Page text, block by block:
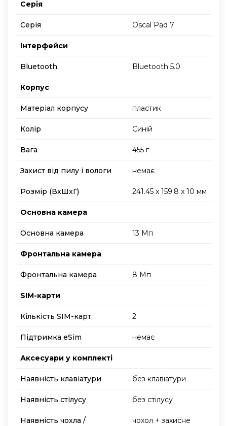
Серія
Серія Oscal Pad 7
Інтерфейси
Bluetooth Bluetooth 5.0
Корпус
Матеріал корпусу пластик
Колір Синій
Вага 455 г
Захист від пилу і вологи немає
Розмір (ВхШхГ) 241.45 х 159.8 х 10 мм
Основна камера
Основна камера 13 Мп
Фронтальна камера
Фронтальна камера 8 Мп
SIM-карти
Кількість SIM-карт 2
Підтримка еSim немає
Аксесуари у комплекті
Наявність клавіатури без клавіатури
Наявність стілусу без стілусу
Наявність чохла /
чохол + захисне